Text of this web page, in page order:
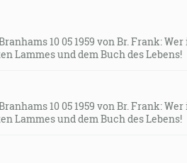
10 05 1959 von Br. Frank:
Lammes und dem Buch des Lebens!
10 05 1959 von Br. Frank:
Lammes und dem Buch des Lebens!